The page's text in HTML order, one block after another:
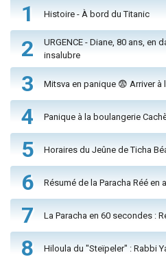
1 Histoire - À bord du Titanic
2
URGENCE - Diane, 80 ans, en
insalubre
3 Mitsva en panique 😨 Arriver à
4 Panique à la boulangerie
5 Horaires du Jeûne de Ticha
6 Résumé de la Paracha Réé en
7 La Paracha en 60 secondes :
8 Hiloula du "Steïpeler" : Rabbi